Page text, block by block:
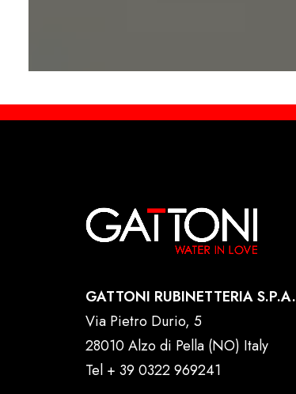
GATTONI RUBINETTERIA S.P.A.
Via Pietro Durio, 5
28010 Alzo di Pella (NO) Italy
Tel + 39 0322 969241